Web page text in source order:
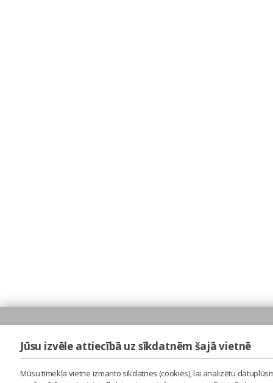
Jūsu izvēle attiecībā uz sīkdatnēm šajā vietnē
Mūsu tīmekļa vietne izmanto sīkdatnes (cookies), lai analizētu